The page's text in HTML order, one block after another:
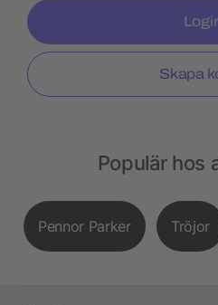
Skapa
Populär hos
Pennor Parker Tröjor